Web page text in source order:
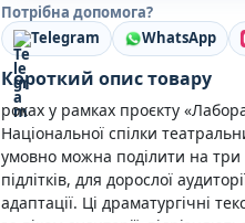
Багаторазові
Книги для
Самостійне
Розмальовки та
Енциклопедії
Навчальні книги
Розвивальні та
Потрібна допомога?
Telegram
WhatsApp
Короткий опис товару
роках у рамках проєкту
Національної спілки
умовно можна поділити на три
підлітків, для дорослої
адаптації. Ці драматургічні